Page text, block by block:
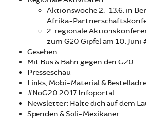
Aktionswoche 2.-13.6. in
Afrika-
2. regionale
zum G20 Gipfel am 10. Juni
Gesehen
Mit Bus & Bahn gegen den G20
Presseschau
Links, Mobi-Material &
#NoG20 2017 Infoportal
Newsletter: Halte dich auf dem
Spenden & Soli-Mexikaner